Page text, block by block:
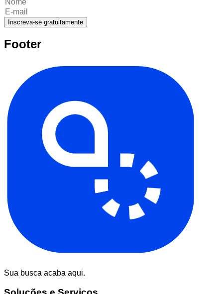
Inscreva-se gratuitamente
Footer
Sua busca acaba aqui.